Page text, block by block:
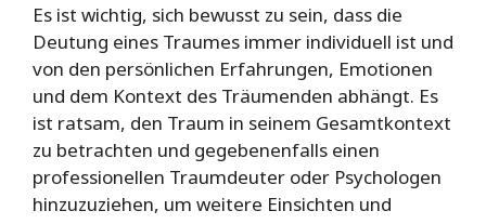
Es ist wichtig, sich bewusst zu sein, dass die
Deutung eines Traumes immer individuell ist und
von den persönlichen Erfahrungen, Emotionen
und dem Kontext des Träumenden abhängt. Es
ist ratsam, den Traum in seinem Gesamtkontext
zu betrachten und gegebenenfalls einen
professionellen Traumdeuter oder Psychologen
hinzuzuziehen, um weitere Einsichten und